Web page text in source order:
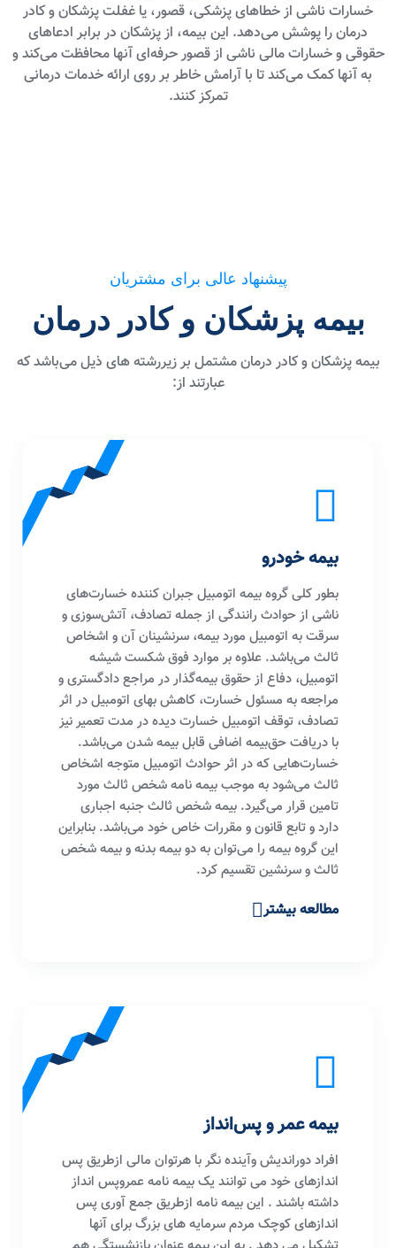
خسارات ناشی از خطاهای پزشکی، قصور، یا غفلت پزشکان و کادر
درمان را پوشش می‌دهد. این بیمه، از پزشکان در برابر ادعاهای
حقوقی و خسارات مالی ناشی از قصور حرفه‌ای آنها محافظت می‌کند و
به آنها کمک می‌کند تا با آرامش خاطر بر روی ارائه خدمات درمانی
تمرکز کنند.
پیشنهاد عالی برای مشتریان
بیمه پزشکان و کادر درمان
بیمه پزشکان و کادر درمان مشتمل بر زیررشته های ذیل می‌باشد که
عبارتند از:
بیمه خودرو
بطور کلی گروه بیمه اتومبیل جبران کننده خسارت‌های
ناشی از حوادث رانندگی از جمله تصادف، آتش‌سوزی و
سرقت به اتومبیل مورد بیمه، سرنشینان آن و اشخاص
ثالث می‌باشد. علاوه بر موارد فوق شکست شیشه
اتومبیل، دفاع از حقوق بیمه‌گذار در مراجع دادگستری و
مراجعه به مسئول خسارت، کاهش بهای اتومبیل در اثر
تصادف، توقف اتومبیل خسارت دیده در مدت تعمیر نیز
با دریافت حق‌بیمه اضافی قابل بیمه شدن می‌باشد.
خسارت‌هایی که در اثر حوادث اتومبیل متوجه اشخاص
ثالث می‌شود به موجب بیمه نامه شخص ثالث مورد
تامین قرار می‌گیرد. بیمه شخص ثالث جنبه اجباری
دارد و تابع قانون و مقررات خاص خود می‌باشد. بنابراین
این گروه بیمه را می‌توان به دو بیمه بدنه و بیمه شخص
ثالث و سرنشین تقسیم کرد.
مطالعه بیشتر
بیمه عمر و پس‌انداز
افراد دوراندیش وآینده نگر با هرتوان مالی ازطریق پس
اندازهای خود می توانند یک بیمه نامه عمروپس انداز
داشته باشند . این بیمه نامه ازطریق جمع آوری پس
اندازهای کوچک مردم سرمایه های بزرگ برای آنها